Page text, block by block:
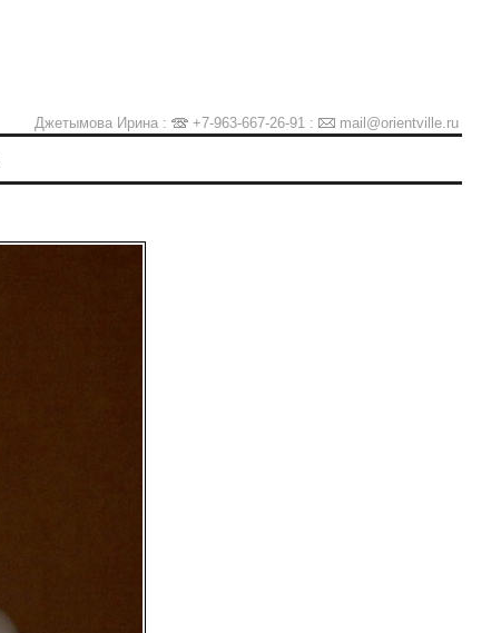
Джетымова Ирина : +7-963-667-26-91 : mail@orientville.ru